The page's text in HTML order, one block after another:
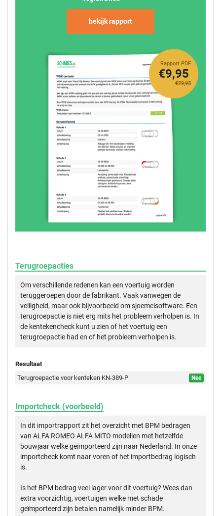
bekijk rapport
Rapport PDF
€29,95
€9,95
Terugroepacties
Om verschillende redenen kan een voertuig worden
teruggeroepen door de fabrikant. Vaak vanwegen de
veiligheid, maar ook bijvoorbeeld om sjoemelsoftware. Een
terugroepactie is niet erg mits het probleem verholpen is. In
de kentekencheck kunt u zien of het voertuig een
terugroepactie had en of het probleem verholpen is.
Resultaat
Terugroepactie voor kenteken KN-389-P
Nee
Importcheck (voorbeeld)
In dit importrapport zit het overzicht met BPM bedragen
van ALFA ROMEO ALFA MITO modellen met hetzelfde
bouwjaar welke geïmporteerd zijn naar Nederland. In onze
importcheck komt naar voren of het importbedrag logisch
is.
Is het BPM bedrag veel lager voor dit voertuig? Wees dan
extra voorzichtig, voertuigen welke met schade
geïmporteerd zijn betalen namelijk minder BPM.